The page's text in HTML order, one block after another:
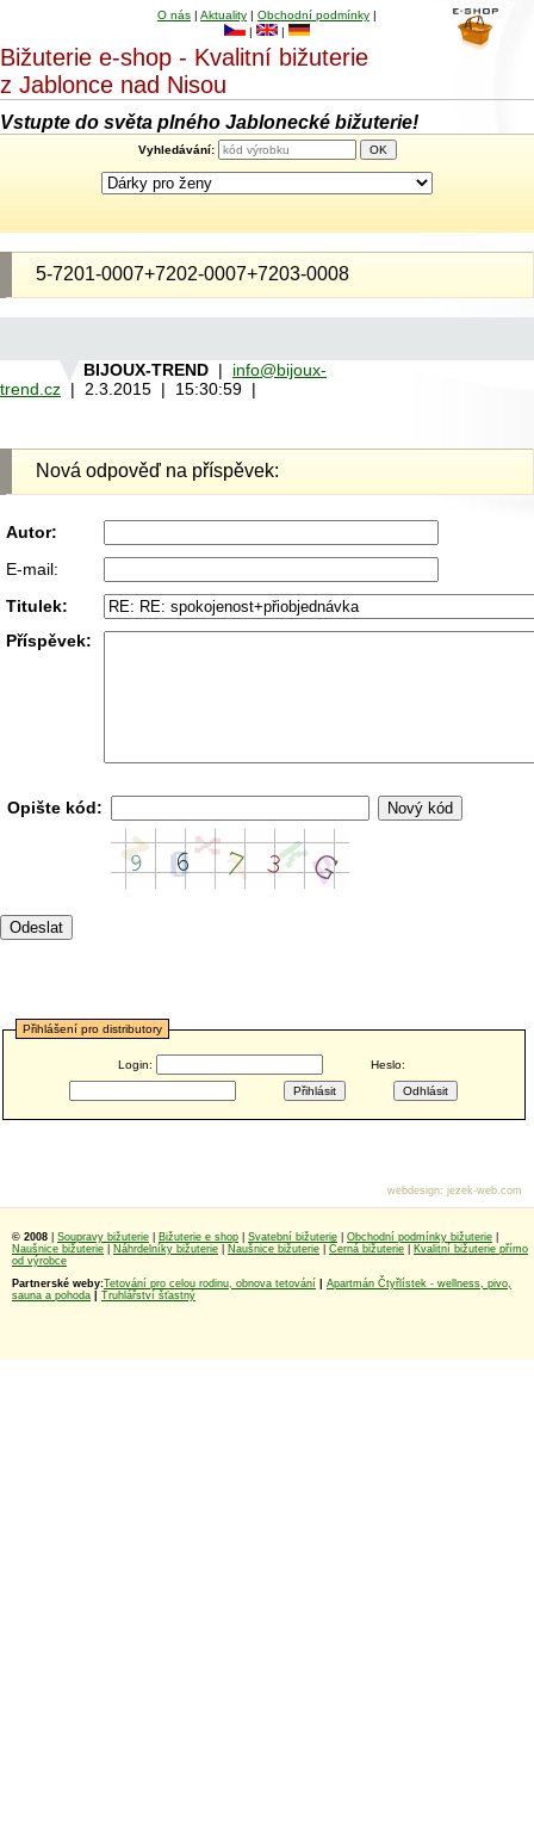
O nás | Aktuality | Obchodní podmínky |
|
|
Bižuterie e-shop - Kvalitní bižuterie
z Jablonce nad Nisou
Vstupte do světa plného Jablonecké bižuterie!
Vyhledávání:
5-7201-0007+7202-0007+7203-0008
BIJOUX-TREND | info@bijoux-
trend.cz | 2.3.2015 | 15:30:59 |
Nová odpověď na příspěvek:
Autor:
E-mail:
Titulek:
Příspěvek:
Opište kód:
Přihlášení pro distributory
Login: Heslo:
© 2008 Soupravy bižuterie Bižuterie e shop Svatební bižuterie Obchodní podmínky bižuterie
Naušnice bižuterie
Náhrdelníky bižuterie Naušnice bižuterie Černá bižuterie
Kvalitní bižuterie přímo
od výrobce
Partnerské weby:Tetování pro celou rodinu, obnova tetování
Apartmán Čtyřlístek - wellness, pivo,
sauna a pohoda
Truhlářství šťastný
webdesign: jezek-web.com